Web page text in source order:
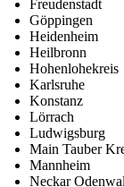
Freudenstadt
Göppingen
Heidenheim
Heilbronn
Hohenlohekreis
Karlsruhe
Konstanz
Lörrach
Ludwigsburg
Main Tauber
Mannheim
Neckar